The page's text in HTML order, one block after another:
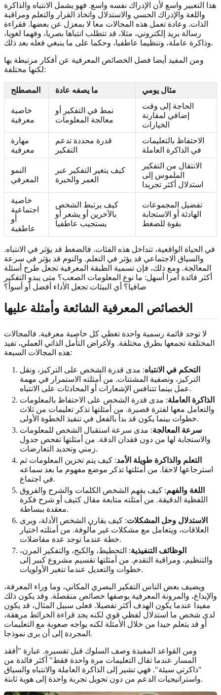
هذا التعبير واسع لأن الإدراك نفسه واسع. فهو يشمل الانتباه والذاكرة
واللغة والإدراك الحسي والاستدلال واتخاذ القرار والتعلم ومراقبة
الذات. وعادة تعمل هذه المجالات معا لا بمعزل عن بعضها. فقراءة
رسالة بريد إلكتروني، مثلا، قد تتطلب انتباها بصريا، وفهما لغويا،
وذاكرة عاملة، وتنظيما عاطفيا، وحكما على ما ينبغي فعله بعد ذلك.
ومن المفيد أيضا فصل الخصائص المعرفية عن أفكار مرتبطة بها
لكنها مختلفة:
المصطلح ما يصفه عادة مثال يومي
خاصية
معرفية
نمط في التفكير أو
معالجة المعلومات
الحاجة إلى وقت
إضافي لمقارنة
الخيارات
مهارة
معرفية
قدرة محددة تدعم
التفكير
الاحتفاظ بالتعليمات
في الذاكرة العاملة
النمو
المعرفي
كيف يتغير التفكير عبر
العمر والخبرة
الانتقال من التفكير
الملموس إلى
استدلال أكثر تجريدا
خاصية
اجتماعية
أو
عاطفية
كيف يرتبط الشخص
بالآخرين أو يشعر أو
يستجيب عاطفيا
تفضيل المجموعات
الهادئة أو الاستجابة
بقوة للضغط
في الحياة الواقعية، تتداخل هذه الفئات. فالضغط قد يؤثر في الانتباه.
والسياق الاجتماعي قد يؤثر في التعلم. والنوم قد يؤثر في سرعة
المعالجة. ومع ذلك، فإن تسمية الطبقة المعرفية تجعل طرح أسئلة
أكثر فائدة أمرا أسهل: ما نوع المعلومات الصعب؟ متى يبدو التفكير
صافيا؟ أي البيئات تجعل الأداء أفضل أو أسوأ؟
الخصائص المعرفية الشائعة وأمثلة عليها
لا توجد قائمة رسمية واحدة تغطي كل خاصية معرفية. فالمجالات
المختلفة تجمعها بطرق مختلفة. ولأغراض التأمل الذاتي العملي، تفيد
هذه المجالات السبعة:
التحكم في الانتباه: مدى قدرة الشخص على التركيز، ونقل
التركيز، وتصفية المشتتات. من أمثلته الاستمرار في مهمة
عمل بينما تتنافس الإشعارات أو المحادثات على الانتباه.
الذاكرة العاملة: مدى قدرة الشخص على الاحتفاظ بالمعلومات
والتعامل معها لفترة قصيرة. من أمثلتها تذكر تعليمات من ثلاث
خطوات بينما يكون قد بدأ بالفعل في تنفيذ الخطوة الأولى.
سرعة المعالجة: مدى سرعة استقبال الشخص للمعلومات
والاستجابة لها من دون فقدان الدقة. من أمثلتها تفحص جدول
زمني وتحديد التعارضات.
التعلم والذاكرة طويلة الأمد: كيف يتم تخزين المعلومات ثم
استرجاعها لاحقا. من أمثلتها تذكر موضع مفهوم ما بعد سماعه
في اجتماع.
اللغة والفهم: كيف يفهم الشخص الكلمات والشرح والفروق
اللفظية الدقيقة. من أمثلته متابعة مقال كثيف أو شرح فكرة
معقدة ببساطة.
الاستدلال وحل المشكلات: كيف يقارن الشخص الأدلة، ويرى
العلاقات، ويتعامل مع مشكلات غير مألوفة. من أمثلته اختيار
خطة عندما توجد عدة مفاضلات.
الوظائف التنفيذية: التخطيط، والكبح، والتفكير المرن،
والتنظيم، ومراقبة التقدم. من أمثلتها تقسيم مشروع كبير إلى
خطوات والتعديل عندما تتغير الأولويات.
ويضيف بعض الناس التفكير البصري المكاني، وما وراء المعرفة،
والإبداع، والمرونة المعرفية بوصفها خصائص منفصلة. وقد يكون ذلك
مفيدا عندما يكون الهدف أكثر تفصيلا. فعلى سبيل المثال، قد يكون
لدى شخص ما استدلال لفظي قوي لكنه يجد قراءة الخرائط مرهقة،
أو قد يتعلم جيدا من خلال الأمثلة لكنه يواجه صعوبة مع التعليمات
المجردة إلى أن يرى نموذجا.
ومن القواعد المفيدة وصف السلوك قبل تفسيره. عبارة "أفقد
المسار عندما تقال التعليمات مرة واحدة فقط" أكثر فائدة من
"ذاكرتي سيئة". فهي تشير إلى الذاكرة العاملة والانتباه والسياق
واستراتيجيات الدعم من دون تحويل تجربة واحدة إلى هوية ثابتة.